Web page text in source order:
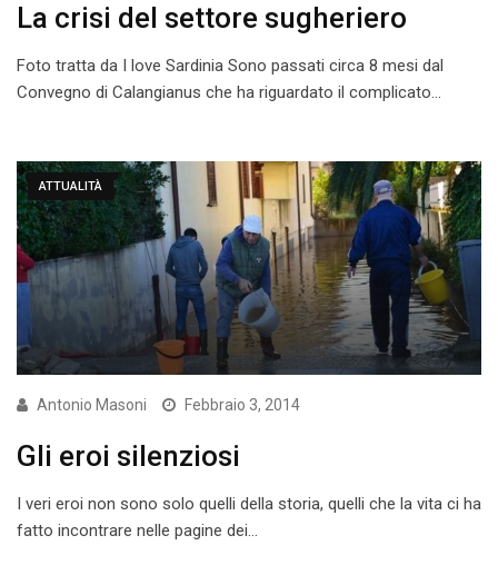
La crisi del settore sugheriero
Foto tratta da I love Sardinia Sono passati circa 8 mesi dal
Convegno di Calangianus che ha riguardato il complicato…
ATTUALITÀ
Antonio Masoni Febbraio 3, 2014
Gli eroi silenziosi
I veri eroi non sono solo quelli della storia, quelli che la vita ci ha
fatto incontrare nelle pagine dei…